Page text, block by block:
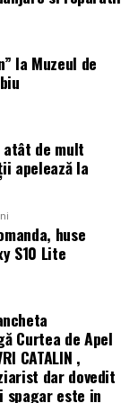
și funcționalitate
durabilă și
organizare și
la Muzeul de
atât de mult
apelează la
huse
S10 Lite
Curtea de Apel
CATALIN ,
dar dovedit
spagar este in